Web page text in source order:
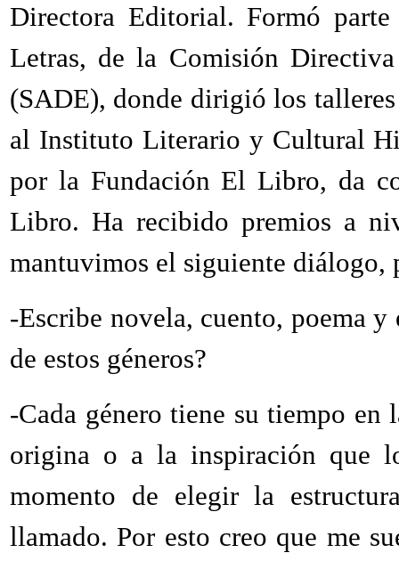
Directora Editorial. Formó
Letras, de la Comisión
(SADE), donde dirigió los
al Instituto Literario y Cultural
por la Fundación El Libro, da
Libro. Ha recibido premios a
mantuvimos el siguiente diálogo,
-Escribe novela, cuento, poema y
de estos géneros?
-Cada género tiene su tiempo
origina o a la inspiración que
momento de elegir la
llamado. Por esto creo que me